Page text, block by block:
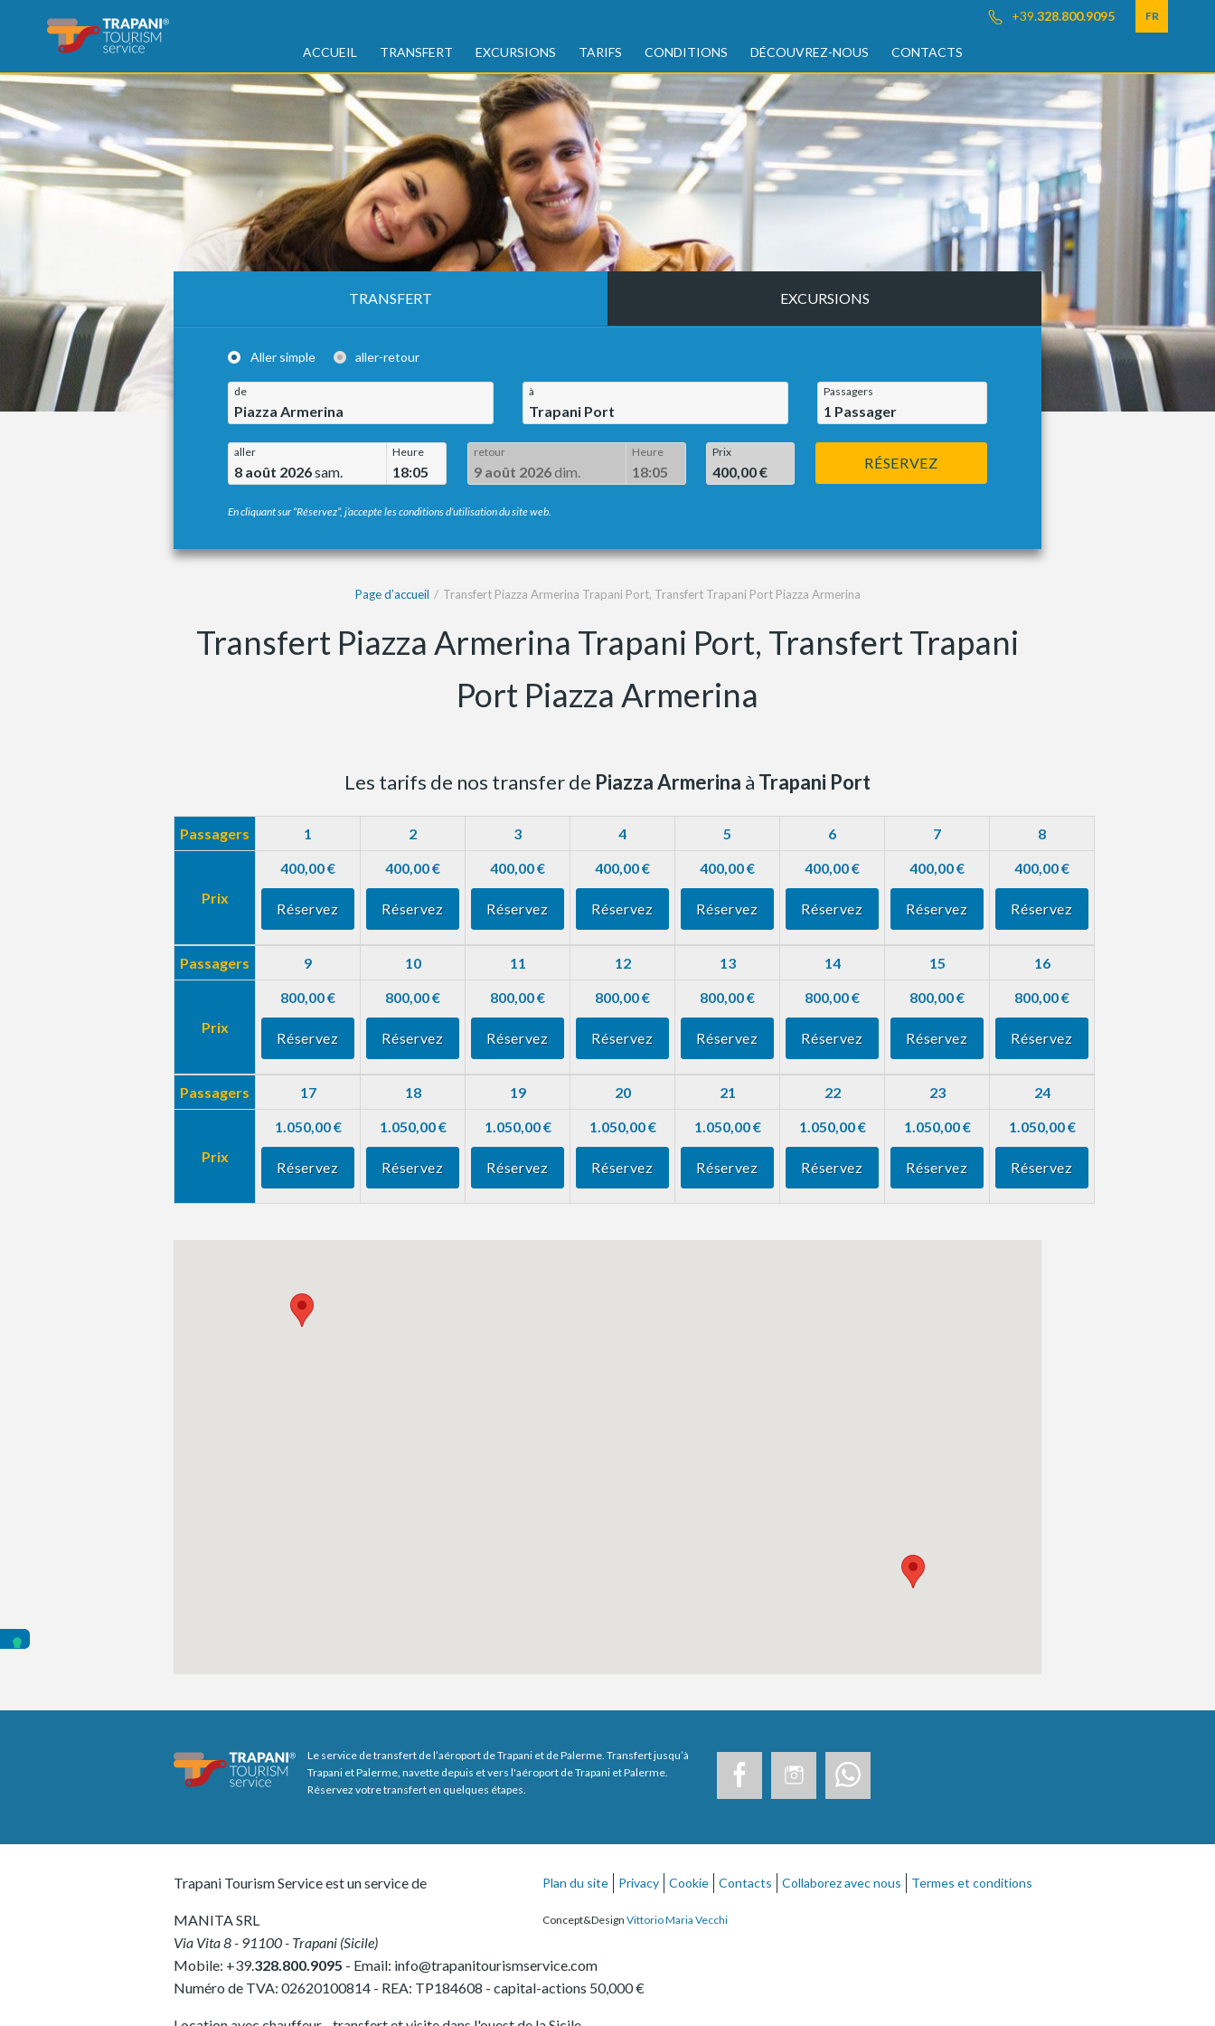
+39.328.800.9095 FR
ACCUEIL TRANSFERT EXCURSIONS TARIFS CONDITIONS DÉCOUVREZ-NOUS CONTACTS
TRANSFERT EXCURSIONS
Aller simple aller-retour
de
Piazza Armerina
à
Trapani Port
Passagers
1 Passager
aller
8 août 2026sam.
Heure
18:05
retour
9 août 2026dim.
Heure
18:05
Prix
400,00 €
RÉSERVEZ
En cliquant sur “Réservez”, j’accepte les conditions d’utilisation du site web.
Page d’accueil Transfert Piazza Armerina Trapani Port, Transfert Trapani Port Piazza Armerina
Transfert Piazza Armerina Trapani Port, Transfert Trapani
Port Piazza Armerina
Les tarifs de nos transfer de Piazza Armerina à Trapani Port
Passagers 1 2 3 4 5 6 7 8
Prix
400,00 €
Réservez
400,00 €
Réservez
400,00 €
Réservez
400,00 €
Réservez
400,00 €
Réservez
400,00 €
Réservez
400,00 €
Réservez
400,00 €
Réservez
Passagers 9 10 11 12 13 14 15 16
Prix
800,00 €
Réservez
800,00 €
Réservez
800,00 €
Réservez
800,00 €
Réservez
800,00 €
Réservez
800,00 €
Réservez
800,00 €
Réservez
800,00 €
Réservez
Passagers 17 18 19 20 21 22 23 24
Prix
1.050,00 €
Réservez
1.050,00 €
Réservez
1.050,00 €
Réservez
1.050,00 €
Réservez
1.050,00 €
Réservez
1.050,00 €
Réservez
1.050,00 €
Réservez
1.050,00 €
Réservez
Le service de transfert de l’aéroport de Trapani et de Palerme. Transfert jusqu’à
Trapani et Palerme, navette depuis et vers l'aéroport de Trapani et Palerme.
Réservez votre transfert en quelques étapes.
Trapani Tourism Service est un service de
MANITA SRL
Via Vita 8- 91100- Trapani (Sicile)
Mobile: +39.328.800.9095 - Email: info@trapanitourismservice.com
Numéro de TVA: 02620100814 - REA: TP184608 - capital-actions 50,000 €
Plan du site Privacy Cookie Contacts Collaborez avec nous Termes et conditions
Concept&Design Vittorio Maria Vecchi